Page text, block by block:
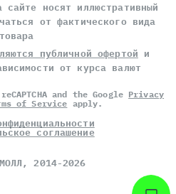
сайте носят иллюстративный
от фактического вида
товара
публичной офертой и
от курса валют
and the Google Privacy
of Service apply.
соглашение
, 2014-2026